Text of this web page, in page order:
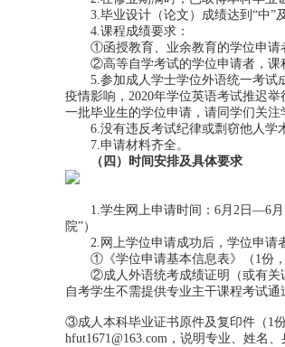
3.毕业设计（论文）成绩达到“中”
4.课程成绩要求：
①函授教育、业余教育的学位申请
②高等自学考试的学位申请者，
5.参加成人学士学位外语统一考试
疫情影响，2020年学位英语考试推迟
一批毕业生的学位申请，请同学们关注
6.没有违反考试纪律或剽窃他人学
7.申请材料齐全。
（四）时间安排及具体要求
1.学生网上申请时间：6月2日—6
院”）
2.网上学位申请成功后，学位申请
①《学位申请基本信息表》（1份
②成人外语统考成绩证明（或有关
自考学生不需提供专业主干课程考试通
③成人本科毕业证书原件及复印件（1
hfut1671@163.com，说明专业、姓名